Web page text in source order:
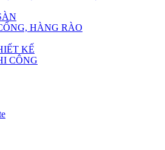
HÀNG RÀO
KẾ
CÔNG